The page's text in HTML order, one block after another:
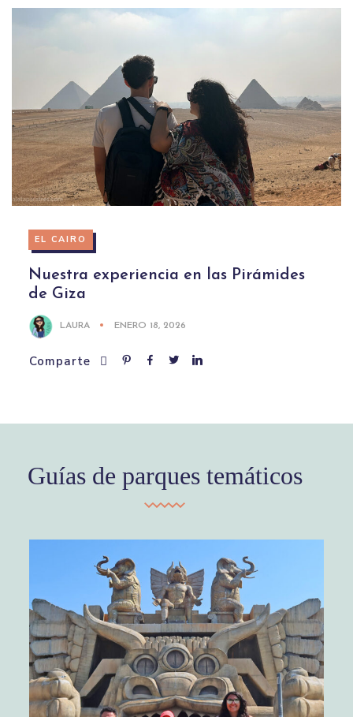
EL CAIRO
Nuestra experiencia en las Pirámides
de Giza
LAURA ENERO 18, 2026
Comparte
Guías de parques temáticos